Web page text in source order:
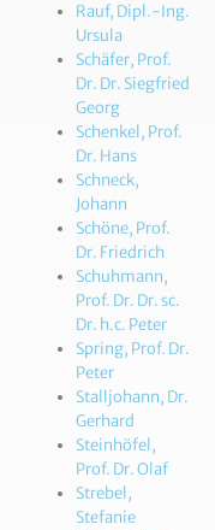
Rauf, Dipl.-Ing.
Ursula
Schäfer, Prof.
Dr. Dr. Siegfried
Georg
Schenkel, Prof.
Dr. Hans
Schneck,
Johann
Schöne, Prof.
Dr. Friedrich
Schuhmann,
Prof. Dr. Dr. sc.
Dr. h.c. Peter
Spring, Prof. Dr.
Peter
Stalljohann, Dr.
Gerhard
Steinhöfel,
Prof. Dr. Olaf
Strebel,
Stefanie